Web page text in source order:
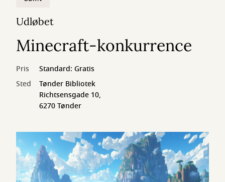
Udløbet
Minecraft-konkurrence
Pris
Standard: Gratis
Sted
Tønder Bibliotek
Richtsensgade 10,
6270 Tønder